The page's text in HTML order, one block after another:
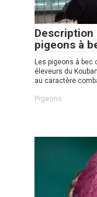
pigeons à
Les pigeons à bec
éleveurs du
au caractère
Pigeons